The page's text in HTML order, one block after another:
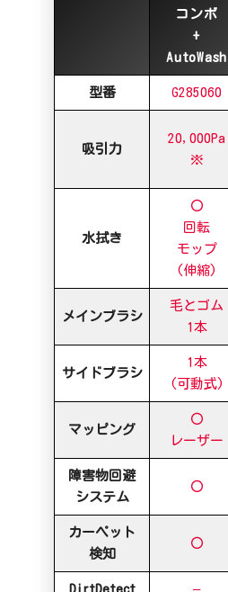
コンボ
+
AutoWash
型番 G285060
吸引力
20,000Pa
※
水拭き
〇
回転
モップ
(伸縮)
メインブラシ
毛とゴム
1本
サイドブラシ
1本
(可動式)
マッピング
〇
レーザー
障害物回避
システム
〇
カーペット
検知
〇
DirtDetect –